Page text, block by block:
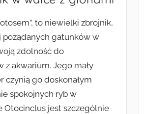
to niewielki zbrojnik,
pożądanych gatunków w
zdolność do
akwarium. Jego mały
czynią go doskonałym
spokojnych ryb w
Otocinclus jest szczególnie